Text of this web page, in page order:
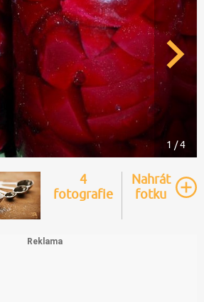
1 / 4
4
fotografie
Nahrát
fotku